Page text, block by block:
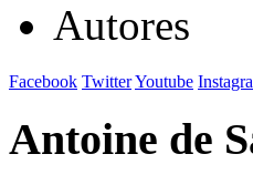
Autores
Facebook TwitterYoutube
Antoine de